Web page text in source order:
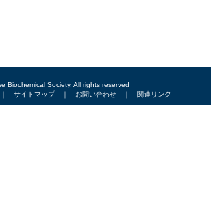
Biochemical Society, All rights reserved
サイトマップ｜ お問い合わせ ｜ 関連リンク